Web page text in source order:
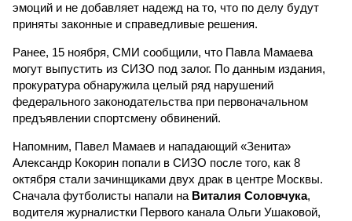
эмоций и не добавляет надежд на то, что по делу будут
приняты законные и справедливые решения.
Ранее, 15 ноября, СМИ сообщили, что Павла Мамаева
могут выпустить из СИЗО под залог. По данным издания,
прокуратура обнаружила целый ряд нарушений
федерального законодательства при первоначальном
предъявлении спортсмену обвинений.
Напомним, Павел Мамаев и нападающий «Зенита»
Александр Кокорин попали в СИЗО после того, как 8
октября стали зачинщиками двух драк в центре Москвы.
Сначала футболисты напали на Виталия Соловчука,
водителя журналистки Первого канала Ольги Ушаковой,